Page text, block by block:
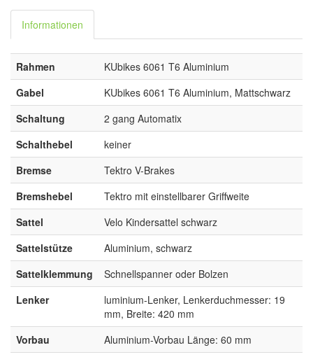
Informationen
Rahmen
KUbikes 6061 T6 Aluminium
Gabel
KUbikes 6061 T6 Aluminium, Mattschwarz
Schaltung
2 gang Automatix
Schalthebel
keiner
Bremse
Tektro V-Brakes
Bremshebel
Tektro mit einstellbarer Griffweite
Sattel
Velo Kindersattel schwarz
Sattelstütze
Aluminium, schwarz
Sattelklemmung
Schnellspanner oder Bolzen
Lenker
luminium-Lenker, Lenkerduchmesser: 19
mm, Breite: 420 mm
Vorbau
Aluminium-Vorbau Länge: 60 mm